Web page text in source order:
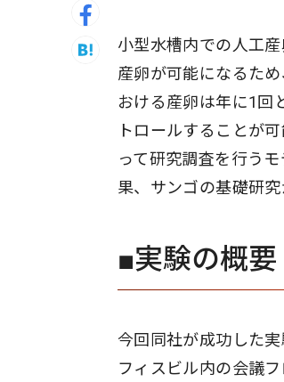
小型水槽内での人工
産卵が可能になるた
おける産卵は年に1回
トロールすることが
って研究調査を行う
果、サンゴの基礎研
■実験の概要
今回同社が成功した
フィスビル内の会議